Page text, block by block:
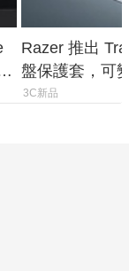
Razer 推出
盤保護套，可
價 2,090 元
3C新品